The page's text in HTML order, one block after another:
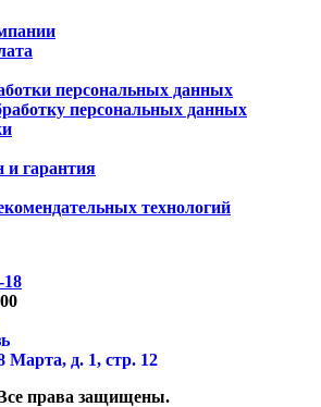
персональных данных
персональных данных
и гарантия
технологий
18
Марта, д. 1, стр. 12
права защищены.